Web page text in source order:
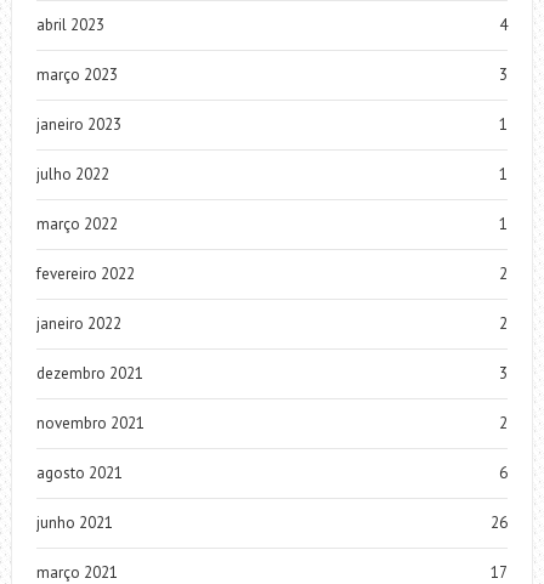
abril 2023 4
março 2023 3
janeiro 2023 1
julho 2022 1
março 2022 1
fevereiro 2022 2
janeiro 2022 2
dezembro 2021 3
novembro 2021 2
agosto 2021 6
junho 2021 26
março 2021 17